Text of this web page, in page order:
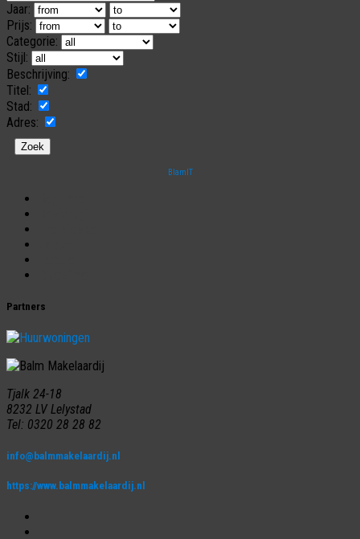
Jaar:
Prijs:
Categorie:
Stijl:
Beschrijving:
Titel:
Stad:
Adres:
BlamIT
Partners
Tjalk 24-18
8232 LV Lelystad
Tel: 0320 28 28 82
info@balmmakelaardij.nl
https://www.balmmakelaardij.nl